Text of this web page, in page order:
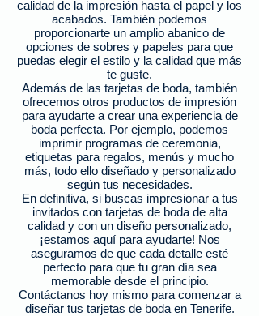
calidad de la impresión hasta el papel y los
acabados. También podemos
proporcionarte un amplio abanico de
opciones de sobres y papeles para que
puedas elegir el estilo y la calidad que más
te guste.
Además de las tarjetas de boda, también
ofrecemos otros productos de impresión
para ayudarte a crear una experiencia de
boda perfecta. Por ejemplo, podemos
imprimir programas de ceremonia,
etiquetas para regalos, menús y mucho
más, todo ello diseñado y personalizado
según tus necesidades.
En definitiva, si buscas impresionar a tus
invitados con tarjetas de boda de alta
calidad y con un diseño personalizado,
¡estamos aquí para ayudarte! Nos
aseguramos de que cada detalle esté
perfecto para que tu gran día sea
memorable desde el principio.
Contáctanos hoy mismo para comenzar a
diseñar tus tarjetas de boda en Tenerife.